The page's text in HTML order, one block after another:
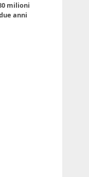
milioni
anni